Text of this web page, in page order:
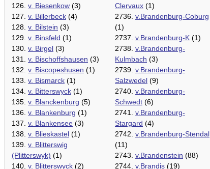
126. v. Biesenkow (3)
127. v. Billerbeck (4)
128. v. Bilstein (3)
129. v. Binsfeld (1)
130. v. Birgel (3)
131. v. Bischoffshausen (3)
132. v. Biscopeshusen (1)
133. v. Bismarck (1)
134. v. Bitterswyck (1)
135. v. Blanckenburg (5)
136. v. Blankenburg (1)
137. v. Blankensee (3)
138. v. Blieskastel (1)
139. v. Blitterswig
(Plitterswyk) (1)
140. v. Blitterswyck (2)
Clervaux (1)
2736. v.Brandenburg-Coburg
(1)
2737. v.Brandenburg-K (1)
2738. v.Brandenburg-
Kulmbach (3)
2739. v.Brandenburg-
Salzwedel (9)
2740. v.Brandenburg-
Schwedt (6)
2741. v.Brandenburg-
Stargard (4)
2742. v.Brandenburg-Stendal
(11)
2743. v.Brandenstein (88)
2744. v.Brandis (19)